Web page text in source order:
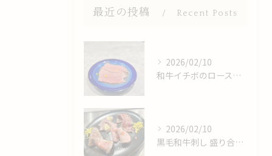
最近の投稿 Recent Posts
2026/02/10
和牛イチボのロースト 出汁〆｜¥650｜期間限定
2026/02/10
黒毛和牛刺し 盛り合わせ｜¥2,000｜常時提供